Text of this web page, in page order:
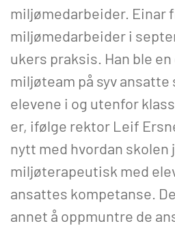
miljømedarbeider. Einar
miljømedarbeider i
ukers praksis. Han ble
miljøteam på syv ansatte
elevene i og utenfor
er, ifølge rektor Leif
nytt med hvordan skolen
miljøterapeutisk med
ansattes kompetanse.
annet å oppmuntre de